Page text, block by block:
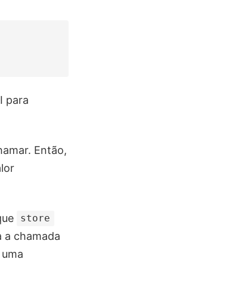
para
Então,
store
a chamada